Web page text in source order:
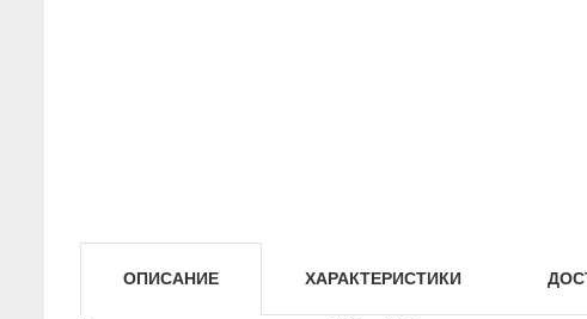
ОПИСАНИЕ ХАРАКТЕРИСТИКИ